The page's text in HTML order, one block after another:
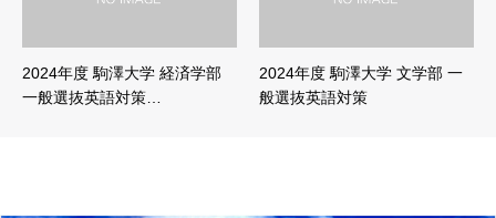
2024年度 駒澤大学 経済学部
一般選抜英語対策…
2024年度 駒澤大学 文学部 一
般選抜英語対策